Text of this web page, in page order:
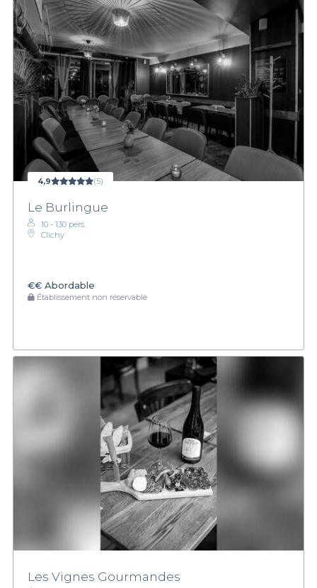
4,9 (5)
Le Burlingue
10 - 130 pers.
Clichy
€€ Abordable
Établissement non réservable
Les Vignes Gourmandes